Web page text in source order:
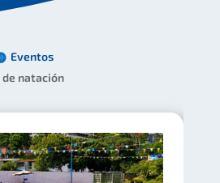
Eventos
natación